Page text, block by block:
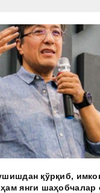
қўрқиб,
янги шаҳобчалар